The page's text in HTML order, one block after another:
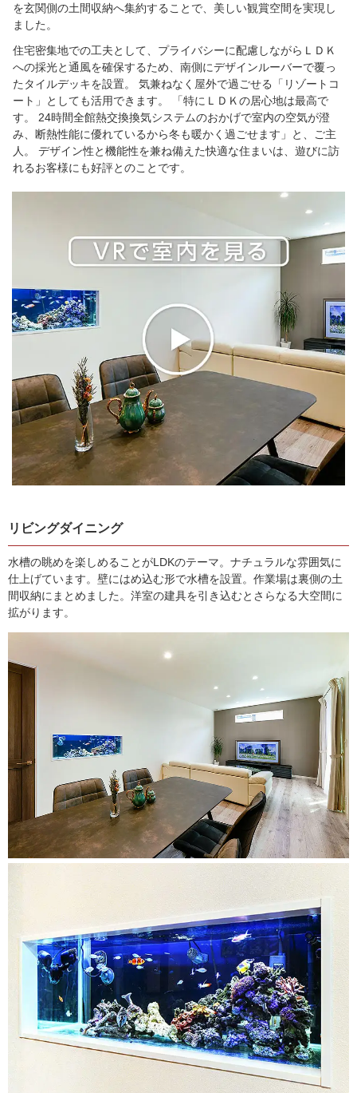
を玄関側の土間収納へ集約することで、美しい観賞空間を実現し
ました。
住宅密集地での工夫として、プライバシーに配慮しながらＬＤＫ
への採光と通風を確保するため、南側にデザインルーバーで覆っ
たタイルデッキを設置。 気兼ねなく屋外で過ごせる「リゾートコ
ート」としても活用できます。 「特にＬＤＫの居心地は最高で
す。 24時間全館熱交換換気システムのおかげで室内の空気が澄
み、断熱性能に優れているから冬も暖かく過ごせます」と、ご主
人。 デザイン性と機能性を兼ね備えた快適な住まいは、遊びに訪
れるお客様にも好評とのことです。
リビングダイニング
水槽の眺めを楽しめることがLDKのテーマ。ナチュラルな雰囲気に
仕上げています。壁にはめ込む形で水槽を設置。作業場は裏側の土
間収納にまとめました。洋室の建具を引き込むとさらなる大空間に
拡がります。